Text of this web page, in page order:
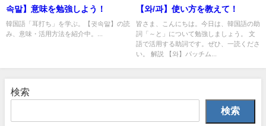
속말】意味を勉強しよう！
韓国語「耳打ち」を学ぶ。【귓속말】の読
み、意味・活用方法を紹介中。...
【와/과】使い方を教えて！
皆さま、こんにちは。今日は、韓国語の助
詞「～と」について勉強しましょう。 文
語で活用する助詞です。ぜひ、一読くださ
い。 解説 【와】パッチム...
検索
検索